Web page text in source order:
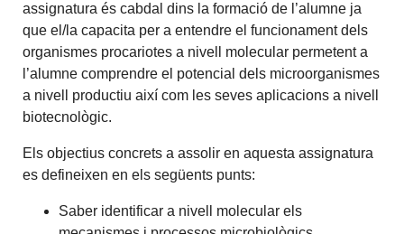
assignatura és cabdal dins la formació de l’alumne ja
que el/la capacita per a entendre el funcionament dels
organismes procariotes a nivell molecular permetent a
l’alumne comprendre el potencial dels microorganismes
a nivell productiu així com les seves aplicacions a nivell
biotecnològic.
Els objectius concrets a assolir en aquesta assignatura
es defineixen en els següents punts:
Saber identificar a nivell molecular els